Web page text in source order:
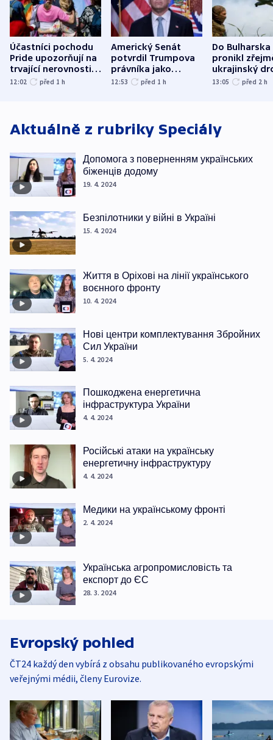
Účastníci pochodu
Pride upozorňují na
trvající nerovnosti i
společenskou
12:02 před 1 h
Americký Senát
potvrdil Trumpova
právníka jako
ministra
12:53 před 1 h
Do Bulharska
pronikl
ukrajinský
explodoval
13:05 před 2 h
Aktuálně z rubriky Speciály
Допомога з поверненням українських
біженців додому
19. 4. 2024
Безпілотники у війні в Україні
15. 4. 2024
Життя в Оріхові на лінії українського
воєнного фронту
10. 4. 2024
Нові центри комплектування Збройних
Сил України
5. 4. 2024
Пошкоджена енергетична
інфраструктура України
4. 4. 2024
Російські атаки на українську
енергетичну інфраструктуру
4. 4. 2024
Медики на українському фронті
2. 4. 2024
Українська агропромисловість та
експорт до ЄС
28. 3. 2024
Evropský pohled
ČT24 každý den vybírá z obsahu publikovaného evropskými
veřejnými médii, členy Eurovize.